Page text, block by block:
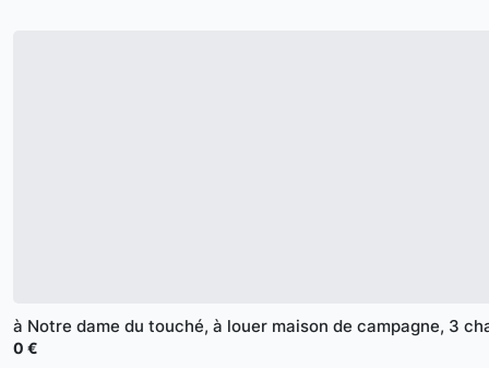
à Notre dame du touché, à louer maison de campagne, 3
0 €